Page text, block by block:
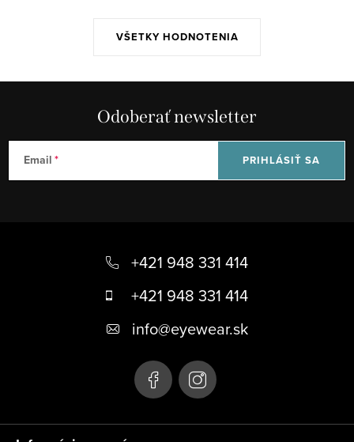
VŠETKY HODNOTENIA
Odoberať newsletter
Email PRIHLÁSIŤ SA
+421 948 331 414
+421 948 331 414
info@eyewear.sk